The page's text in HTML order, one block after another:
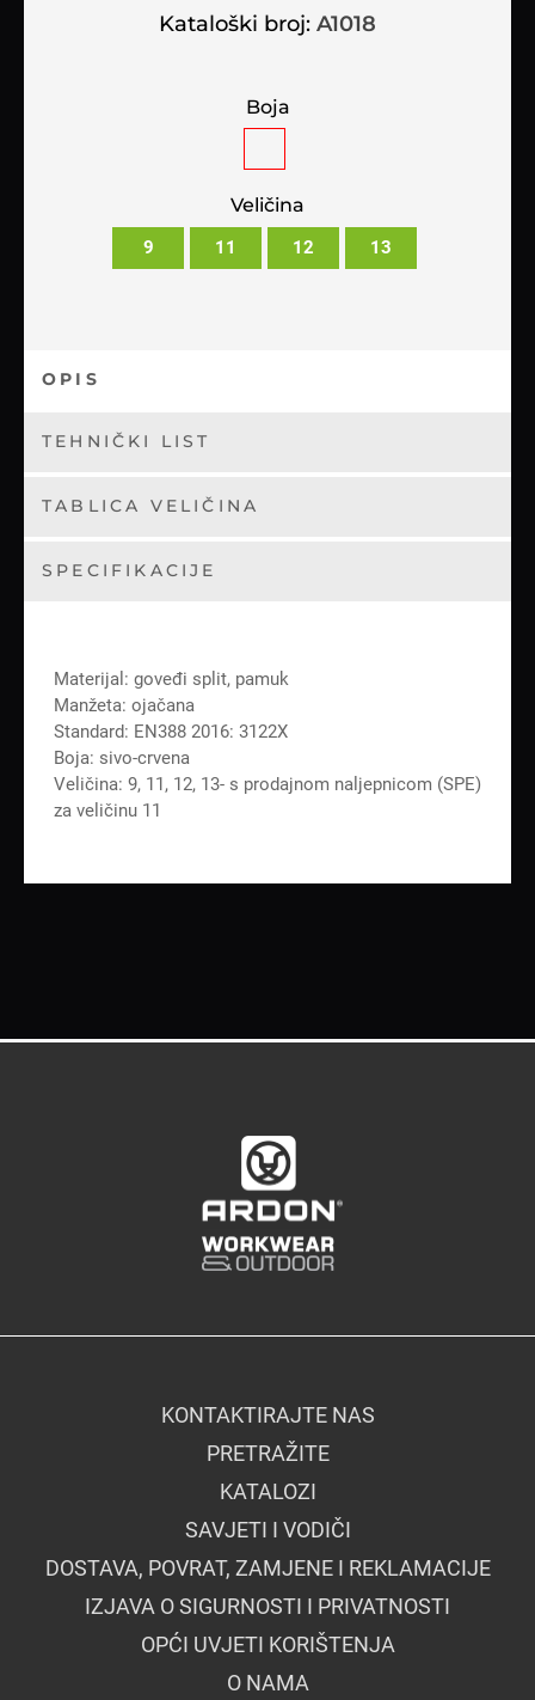
Kataloški broj: A1018
Boja
Veličina
9 11 12 13
OPIS
TEHNIČKI LIST
TABLICA VELIČINA
SPECIFIKACIJE
Materijal: goveđi split, pamuk
Manžeta: ojačana
Standard: EN388 2016: 3122X
Boja: sivo-crvena
Veličina: 9, 11, 12, 13- s prodajnom naljepnicom (SPE)
za veličinu 11
KONTAKTIRAJTE NAS
PRETRAŽITE
KATALOZI
SAVJETI I VODIČI
DOSTAVA, POVRAT, ZAMJENE I REKLAMACIJE
IZJAVA O SIGURNOSTI I PRIVATNOSTI
OPĆI UVJETI KORIŠTENJA
O NAMA